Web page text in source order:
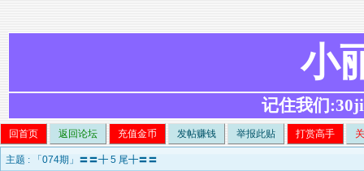
小
记住我们
回首页 返回论坛 充值金币 发帖赚钱 举报此贴 打赏高手
主题 : 「074期」〓〓╋ 5 尾╋〓〓